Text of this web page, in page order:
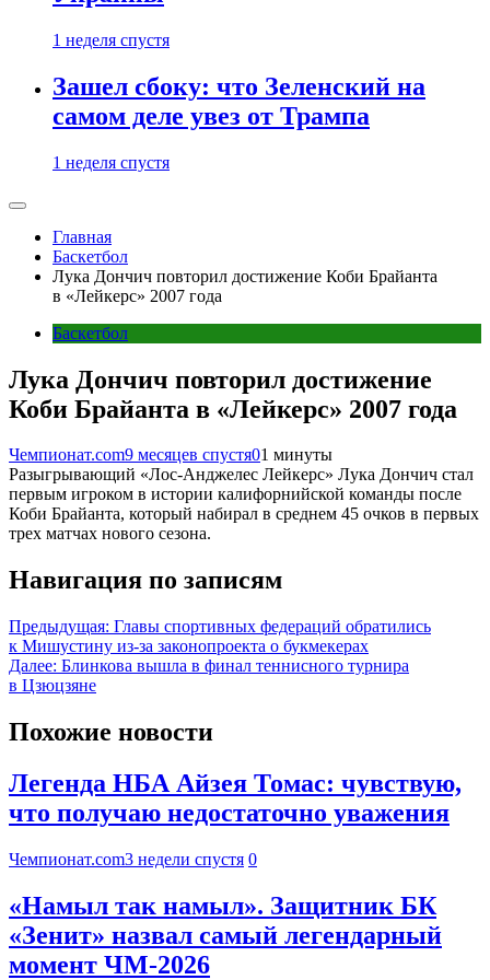
1 неделя спустя
Зашел сбоку: что Зеленский на
самом деле увез от Трампа
1 неделя спустя
Главная
Баскетбол
Лука Дончич повторил достижение Коби Брайанта
в «Лейкерс» 2007 года
Баскетбол
Лука Дончич повторил достижение
Коби Брайанта в «Лейкерс» 2007 года
Чемпионат.com9 месяцев спустя01 минуты
Разыгрывающий «Лос-Анджелес Лейкерс» Лука Дончич стал
первым игроком в истории калифорнийской команды после
Коби Брайанта, который набирал в среднем 45 очков в первых
трех матчах нового сезона.
Навигация по записям
Предыдущая: Главы спортивных федераций обратились
к Мишустину из-за законопроекта о букмекерах
Далее: Блинкова вышла в финал теннисного турнира
в Цзюцзяне
Похожие новости
Легенда НБА Айзея Томас: чувствую,
что получаю недостаточно уважения
Чемпионат.com3 недели спустя 0
«Намыл так намыл». Защитник БК
«Зенит» назвал самый легендарный
момент ЧМ-2026